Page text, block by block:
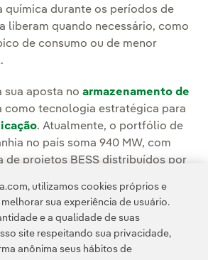
química durante os períodos de
liberam quando necessário, como
de consumo ou de menor
aposta no armazenamento de
como tecnologia estratégica para
. Atualmente, o portfólio de
no país soma 940 MW, com
de projetos BESS distribuídos por
utilizamos cookies próprios e
sua experiência de usuário.
e a qualidade de suas
site respeitando sua privacidade,
anônima seus hábitos de